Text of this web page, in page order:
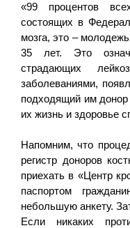
«99 процентов
состоящих в
мозга, это –
35 лет. Это
страдающих
заболеваниями,
подходящий им донор
их жизнь и здоровье
Напомним, что
регистр доноров
приехать в «Центр
паспортом
небольшую анкету.
Если никаких